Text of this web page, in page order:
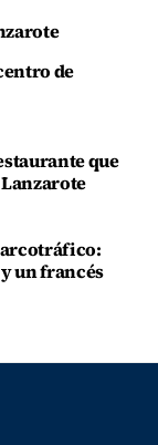
de
que
un francés